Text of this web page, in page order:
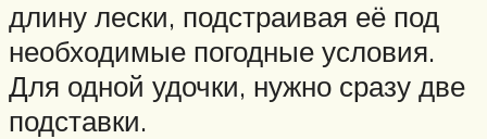
длину лески, подстраивая её под
необходимые погодные условия.
Для одной удочки, нужно сразу две
подставки.